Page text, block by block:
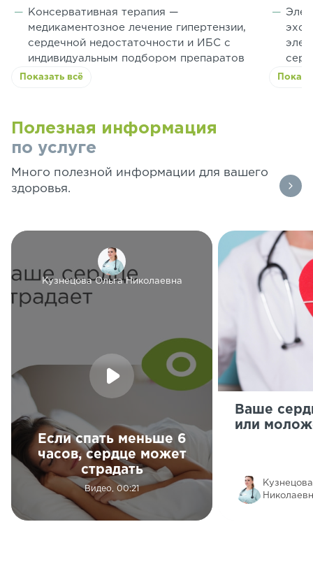
Консервативная терапия —
медикаментозное лечение гипертензии,
сердечной недостаточности и ИБС с
индивидуальным подбором препаратов
Показать всё
Полезная информация
по услуге
Много полезной информации для вашего
здоровья.
Кузнецова Ольга Николаевна
Если спать меньше 6
часов, сердце может
страдать
Видео, 00:21
Ваше
или